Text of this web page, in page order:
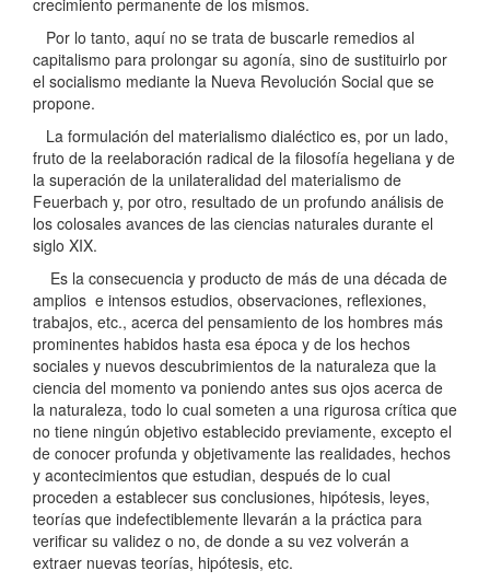
Por lo tanto, aquí no se trata de buscarle remedios al
capitalismo para prolongar su agonía, sino de sustituirlo por
el socialismo mediante la Nueva Revolución Social que se
propone.
La formulación del materialismo dialéctico es, por un lado,
fruto de la reelaboración radical de la filosofía hegeliana y de
la superación de la unilateralidad del materialismo de
Feuerbach y, por otro, resultado de un profundo análisis de
los colosales avances de las ciencias naturales durante el
siglo XIX.
Es la consecuencia y producto de más de una década de
amplios e intensos estudios, observaciones, reflexiones,
trabajos, etc., acerca del pensamiento de los hombres más
prominentes habidos hasta esa época y de los hechos
sociales y nuevos descubrimientos de la naturaleza que la
ciencia del momento va poniendo antes sus ojos acerca de
la naturaleza, todo lo cual someten a una rigurosa crítica que
no tiene ningún objetivo establecido previamente, excepto el
de conocer profunda y objetivamente las realidades, hechos
y acontecimientos que estudian, después de lo cual
proceden a establecer sus conclusiones, hipótesis, leyes,
teorías que indefectiblemente llevarán a la práctica para
verificar su validez o no, de donde a su vez volverán a
extraer nuevas teorías, hipótesis, etc.